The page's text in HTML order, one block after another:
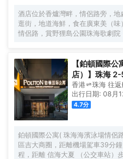
酒店位於香爐灣畔，情侶路旁，
逛街，地道海鮮，食在廣東美（
情侶路，賞野狸島公園珠海歌劇院
600米，城市地標一一珠海漁女
海歌劇院（日月貝），距離港珠澳
口岸20分鐘。酒店前後50米公交
力打造“寬敞高雅空間”優質床品衞
供優質的住宿服務 酒店中央空調
海景和海霞公園，欣賞東方海上日
合的自助早餐，配以廣東特色，
餐開始。
【鉑頓國際
店）】珠海
香港 珠海 往返
出行日期: 08月
4.7分
鉑頓國際公寓( 珠海海濱泳場情侶
區吉大商圈，距離機場駕車39分
程，距離 信海大夏 （公交車站）